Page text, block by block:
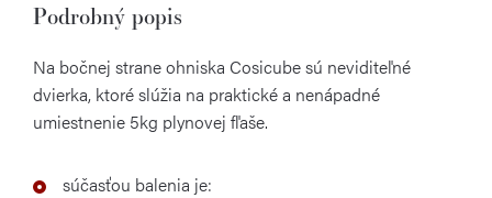
Podrobný popis
Na bočnej strane ohniska Cosicube sú neviditeľné
dvierka, ktoré slúžia na praktické a nenápadné
umiestnenie 5kg plynovej fľaše.
súčasťou balenia je: